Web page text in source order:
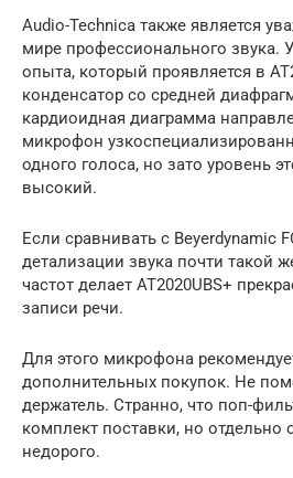
Audio-Technica также является
мире профессионального звука.
опыта, который проявляется в
конденсатор со средней
кардиоидная диаграмма
микрофон
одного голоса, но зато уровень
высокий.
Если сравнивать с Beyerdynamic
детализации звука почти такой
частот делает AT2020UBS+
записи речи.
Для этого микрофона
дополнительных покупок. Не
держатель. Странно, что поп-
комплект поставки, но отдельно
недорого.